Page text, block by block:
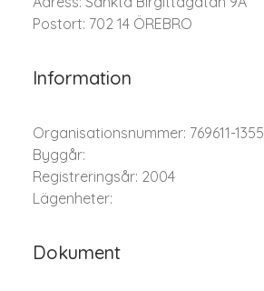
Postort: 702 14 ÖREBRO
Information
Organisationsnummer: 769611-1355
Byggår:
Registreringsår: 2004
Lägenheter:
Dokument